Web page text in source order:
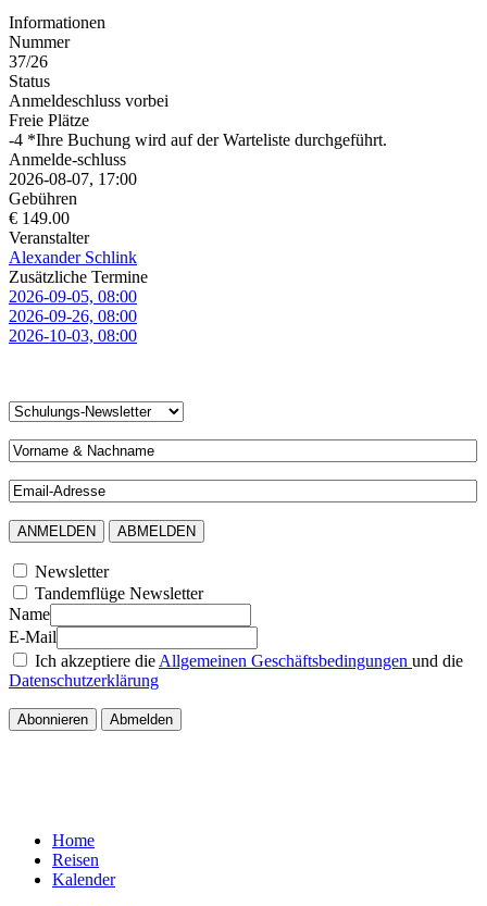
Informationen
Nummer
37/26
Status
Anmeldeschluss vorbei
Freie Plätze
-4 *Ihre Buchung wird auf der Warteliste durchgeführt.
Anmelde-schluss
2026-08-07, 17:00
Gebühren
€ 149.00
Veranstalter
Alexander Schlink
Zusätzliche Termine
2026-09-05, 08:00
2026-09-26, 08:00
2026-10-03, 08:00
Newsletter
Tandemflüge Newsletter
Name
E-Mail
Ich akzeptiere dieAllgemeinen Geschäftsbedingungen und die
Datenschutzerklärung
Home
Reisen
Kalender